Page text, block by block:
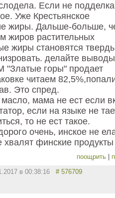
Если не
Уже Крестьянское
жиры. Дальше-больше,
жиров растительных
жиры становятся
делайте
"Златые горы" продает
читаем
Это спред.
мама не ест если
если на языке не
то не ест такое.
очень, инское не
финские продукты
поощрить
в 00:38:16 # 576709